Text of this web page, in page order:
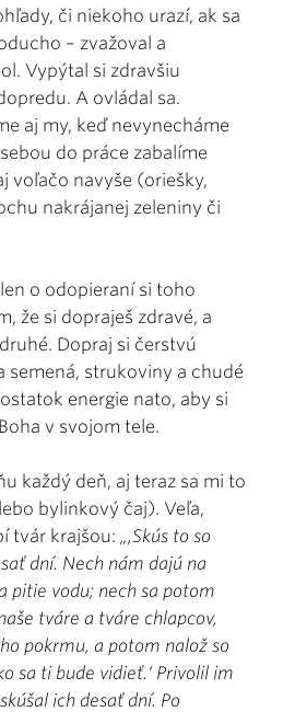
či niekoho urazí, ak sa
– zvažoval a
Vypýtal si zdravšiu
A ovládal sa.
aj my, keď nevynecháme
do práce zabalíme
voľačo navyše (oriešky,
nakrájanej zeleniny či
o odopieraní si toho
že si dopraješ zdravé, a
Dopraj si čerstvú
semená, strukoviny a chudé
energie nato, aby si
v svojom tele.
každý deň, aj teraz sa mi to
bylinkový čaj). Veľa,
tvár krajšou: „‚Skús to so
dní. Nech nám dajú na
pitie vodu; nech sa potom
tváre a tváre chlapcov,
pokrmu, a potom nalož so
sa ti bude vidieť.‘ Privolil im
ich desať dní. Po